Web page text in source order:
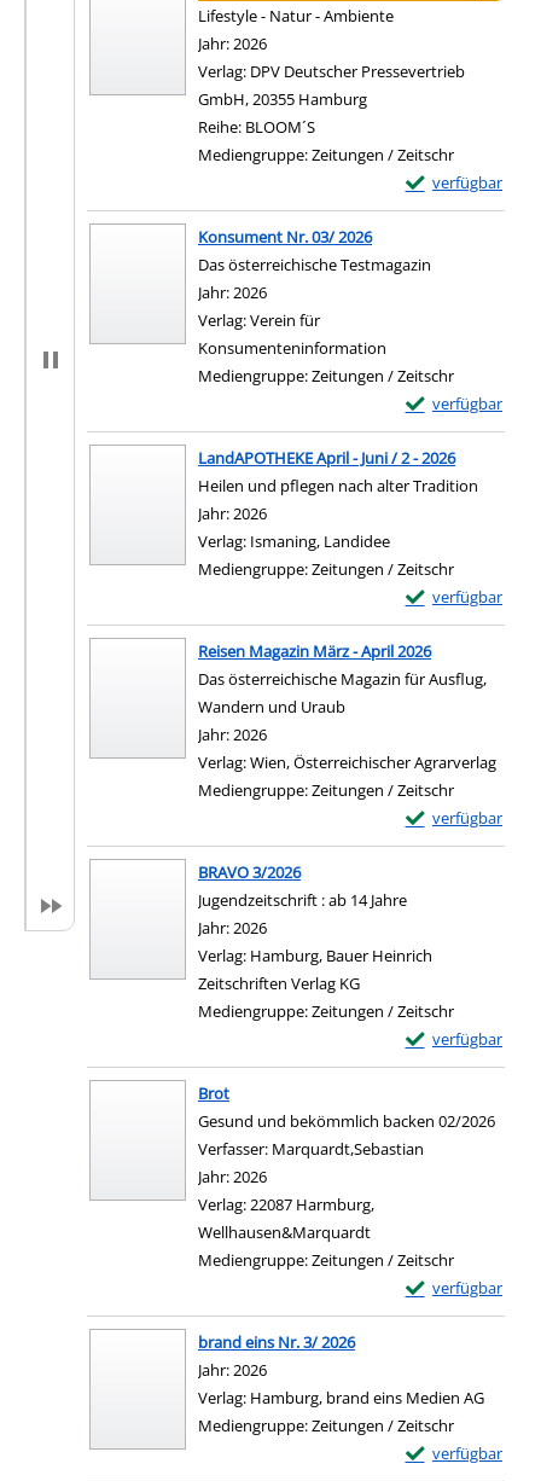
Lifestyle - Natur - Ambiente
Suche nach diesem Verfasser
Jahr:2026
Verlag: DPV Deutscher Pressevertrieb
GmbH, 20355 Hamburg
Reihe: BLOOM´S
Mediengruppe:Zeitungen / Zeitschr
verfügbar
Exemplar-Details
Konsument Nr. 03/ 2026
Das österreichische Testmagazin
Suche nach diesem Verfasser
Jahr:2026
Verlag:Verein für
Konsumenteninformation
Mediengruppe:Zeitungen / Zeitschr
verfügbar
Exemplar-Details
LandAPOTHEKE April - Juni / 2 - 2026
Heilen und pflegen nach alter Tradition
Suche nach diesem Verfasser
Jahr:2026
Verlag: Ismaning, Landidee
Mediengruppe:Zeitungen / Zeitschr
verfügbar
Exemplar-Details
Reisen Magazin März - April 2026
Das österreichische Magazin für Ausflug,
Wandern und Uraub
Suche nach diesem Verfasser
Jahr:2026
Verlag:Wien, Österreichischer Agrarverlag
Mediengruppe:Zeitungen / Zeitschr
verfügbar
Exemplar-Details
BRAVO 3/2026
Jugendzeitschrift : ab 14 Jahre
Suche nach diesem Verfasser
Jahr:2026
Verlag: Hamburg, Bauer Heinrich
Zeitschriften Verlag KG
Mediengruppe:Zeitungen / Zeitschr
verfügbar
Exemplar-Details
Brot
Gesund und bekömmlich backen 02/2026
Verfasser: Marquardt,Sebastian
Jahr:2026
Verlag:22087 Harmburg,
Wellhausen&Marquardt
Mediengruppe:Zeitungen / Zeitschr
verfügbar
Exemplar-Details
brand eins Nr. 3/ 2026
Suche nach diesem Verfasser
Jahr:2026
Verlag: Hamburg, brand eins Medien AG
Mediengruppe:Zeitungen / Zeitschr
verfügbar
Exemplar-Details